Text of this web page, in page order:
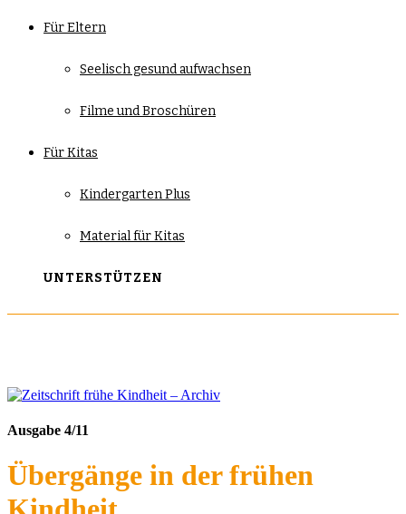
Für Eltern
Seelisch gesund aufwachsen
Filme und Broschüren
Für Kitas
Kindergarten Plus
Material für Kitas
UNTERSTÜTZEN
Ausgabe 4/11
Übergänge in der frühen